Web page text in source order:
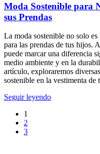
Moda Sostenible para
sus Prendas
La moda sostenible no solo
para las prendas de tus hijos.
puede marcar una diferencia
medio ambiente y en la
artículo, exploraremos
sostenible en la vestimenta de
Seguir leyendo
1
2
3